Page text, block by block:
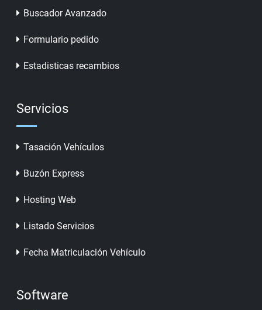
Buscador Avanzado
Formulario pedido
Estadisticas recambios
Servicios
Tasación Vehículos
Buzón Express
Hosting Web
Listado Servicios
Fecha Matriculación Vehículo
Software